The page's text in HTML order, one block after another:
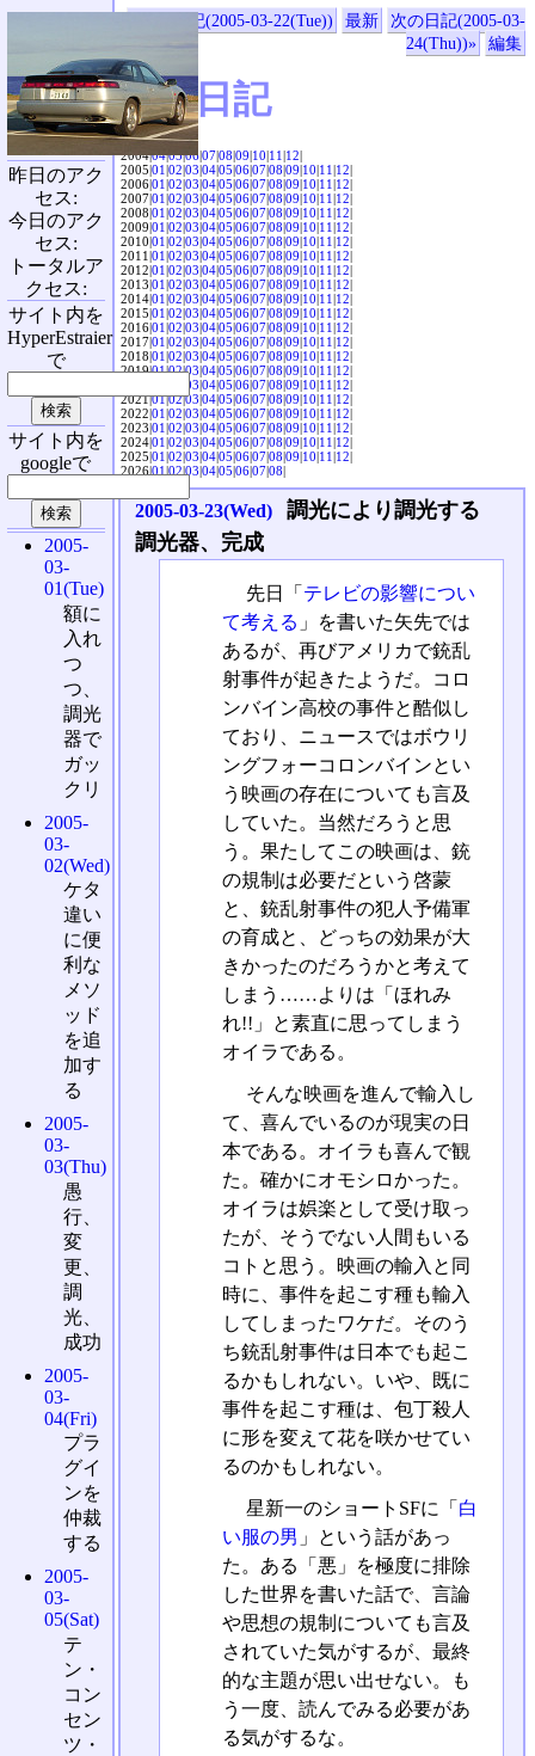
«前の日記(2005-03-22(Tue)) 最新
次の日記(2005-03-
24(Thu))»
編集
SVX日記
2004|04|05|06|07|08|09|10|11|12|
2005|01|02|03|04|05|06|07|08|09|10|11|12|
2006|01|02|03|04|05|06|07|08|09|10|11|12|
2007|01|02|03|04|05|06|07|08|09|10|11|12|
2008|01|02|03|04|05|06|07|08|09|10|11|12|
2009|01|02|03|04|05|06|07|08|09|10|11|12|
2010|01|02|03|04|05|06|07|08|09|10|11|12|
2011|01|02|03|04|05|06|07|08|09|10|11|12|
2012|01|02|03|04|05|06|07|08|09|10|11|12|
2013|01|02|03|04|05|06|07|08|09|10|11|12|
2014|01|02|03|04|05|06|07|08|09|10|11|12|
2015|01|02|03|04|05|06|07|08|09|10|11|12|
2016|01|02|03|04|05|06|07|08|09|10|11|12|
2017|01|02|03|04|05|06|07|08|09|10|11|12|
2018|01|02|03|04|05|06|07|08|09|10|11|12|
2019|01|02|03|04|05|06|07|08|09|10|11|12|
03|04|05|06|07|08|09|10|11|12|
2021|01|02|03|04|05|06|07|08|09|10|11|12|
2022|01|02|03|04|05|06|07|08|09|10|11|12|
2023|01|02|03|04|05|06|07|08|09|10|11|12|
2024|01|02|03|04|05|06|07|08|09|10|11|12|
2025|01|02|03|04|05|06|07|08|09|10|11|12|
2026|01|02|03|04|05|06|07|08|
2005-03-23(Wed)
調光により調光する
調光器、完成
先日「 テレビの影響につい
て考える 」を書いた矢先では
あるが、再びアメリカで銃乱
射事件が起きたようだ。コロ
ンバイン高校の事件と酷似し
ており、ニュースではボウリ
ングフォーコロンバインとい
う映画の存在についても言及
していた。当然だろうと思
う。果たしてこの映画は、銃
の規制は必要だという啓蒙
と、銃乱射事件の犯人予備軍
の育成と、どっちの効果が大
きかったのだろうかと考えて
しまう……よりは「ほれみ
れ!!」と素直に思ってしまう
オイラである。
そんな映画を進んで輸入し
て、喜んでいるのが現実の日
本である。オイラも喜んで観
た。確かにオモシロかった。
オイラは娯楽として受け取っ
たが、そうでない人間もいる
コトと思う。映画の輸入と同
時に、事件を起こす種も輸入
してしまったワケだ。そのう
ち銃乱射事件は日本でも起こ
るかもしれない。いや、既に
事件を起こす種は、包丁殺人
に形を変えて花を咲かせてい
るのかもしれない。
星新一のショートSFに「 白
い服の男 」という話があっ
た。ある「悪」を極度に排除
した世界を書いた話で、言論
や思想の規制についても言及
されていた気がするが、最終
的な主題が思い出せない。も
う一度、読んでみる必要があ
る気がするな。
昨日のアク
セス:
今日のアク
セス:
トータルア
クセス:
サイト内を
HyperEstraier
で
サイト内を
googleで
2005-
03-
01(Tue)
額に
入れ
つ
つ、
調光
器で
ガッ
クリ
2005-
03-
02(Wed)
ケタ
違い
に便
利な
メソ
ッド
を追
加す
る
2005-
03-
03(Thu)
愚
行、
変
更、
調
光、
成功
2005-
03-
04(Fri)
プラ
グイ
ンを
仲裁
する
2005-
03-
05(Sat)
テ
ン・
コン
セン
ツ・